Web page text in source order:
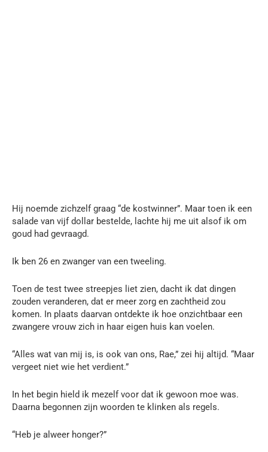
Hij noemde zichzelf graag “de kostwinner”. Maar toen ik een
salade van vijf dollar bestelde, lachte hij me uit alsof ik om
goud had gevraagd.
Ik ben 26 en zwanger van een tweeling.
Toen de test twee streepjes liet zien, dacht ik dat dingen
zouden veranderen, dat er meer zorg en zachtheid zou
komen. In plaats daarvan ontdekte ik hoe onzichtbaar een
zwangere vrouw zich in haar eigen huis kan voelen.
“Alles wat van mij is, is ook van ons, Rae,” zei hij altijd. “Maar
vergeet niet wie het verdient.”
In het begin hield ik mezelf voor dat ik gewoon moe was.
Daarna begonnen zijn woorden te klinken als regels.
“Heb je alweer honger?”